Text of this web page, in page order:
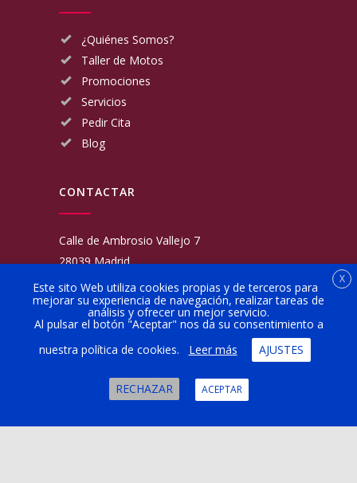
¿Quiénes Somos?
Taller de Motos
Promociones
Servicios
Pedir Cita
Blog
CONTACTAR
Calle de Ambrosio Vallejo 7
28039 Madrid
Fijo:
913 117 462
Movil:
676 566 970
administracion@talleresgarciamartinezehijos.com
Lun a Vier:
9:00 a 14:00
16:00 a 20:00
X
Este sito Web utiliza cookies propias y de terceros para
mejorar su experiencia de navegación, realizar tareas de
análisis y ofrecer un mejor servicio.
Al pulsar el botón "Aceptar" nos da su consentimiento a
nuestra política de cookies.
Leer más AJUSTES
RECHAZAR ACEPTAR